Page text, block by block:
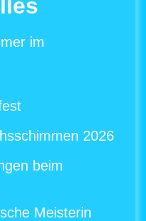
im
2026
beim
Meisterin